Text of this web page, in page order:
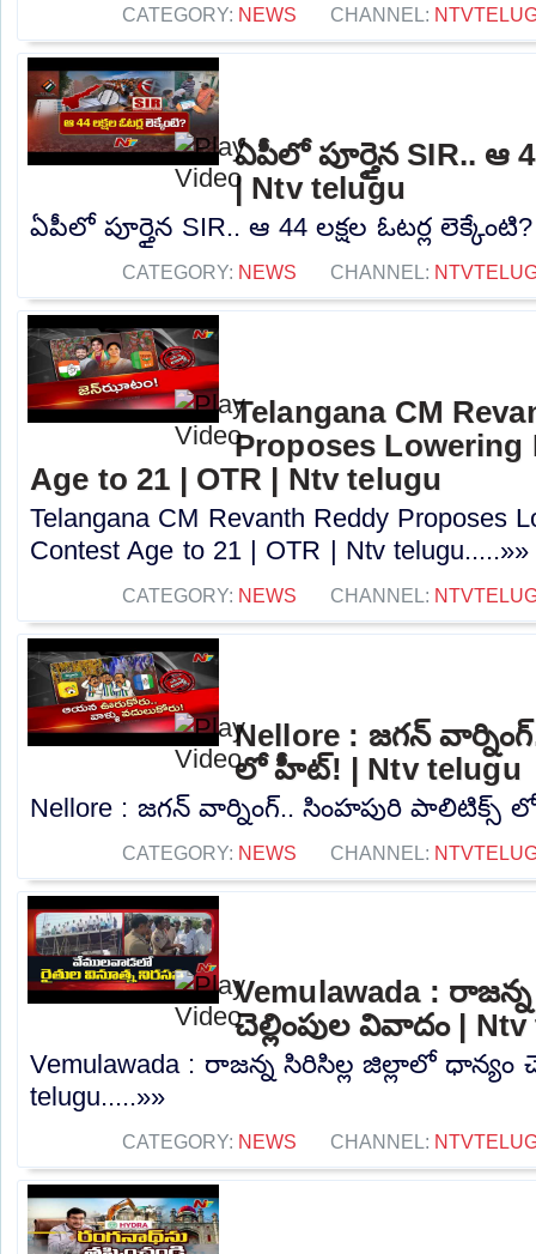
CATEGORY: NEWS CHANNEL:
ఏపీలో పూర్తైన SIR.. ఆ
| Ntv telugu
ఏపీలో పూర్తైన SIR.. ఆ 44 లక్షల ఓటర్ల
CATEGORY: NEWS CHANNEL:
Telangana CM
Proposes Lowering
Age to 21 | OTR | Ntv telugu
Telangana CM Revanth Reddy Proposes
Contest Age to 21 | OTR | Ntv telugu.....»»
CATEGORY: NEWS CHANNEL:
Nellore : జగన్
లో హీట్! | Ntv telugu
Nellore : జగన్ వార్నింగ్.. సింహపురి పాలిటిక్స్
CATEGORY: NEWS CHANNEL:
Vemulawada :
చెల్లింపుల వివాదం |
Vemulawada : రాజన్న సిరిసిల్ల జిల్లాలో ధాన్యం
telugu.....»»
CATEGORY: NEWS CHANNEL: